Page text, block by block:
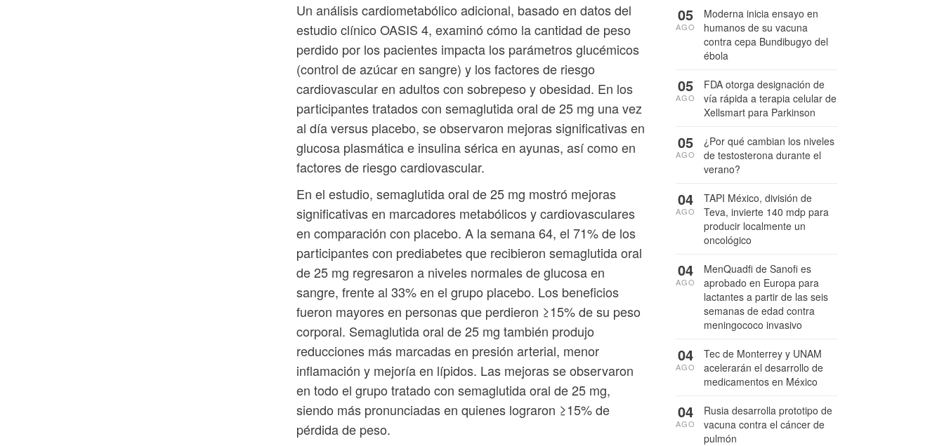
Un análisis cardiometabólico adicional, basado en datos del
estudio clínico OASIS 4, examinó cómo la cantidad de peso
perdido por los pacientes impacta los parámetros glucémicos
(control de azúcar en sangre) y los factores de riesgo
cardiovascular en adultos con sobrepeso y obesidad. En los
participantes tratados con semaglutida oral de 25 mg una vez
al día versus placebo, se observaron mejoras significativas en
glucosa plasmática e insulina sérica en ayunas, así como en
factores de riesgo cardiovascular.
En el estudio, semaglutida oral de 25 mg mostró mejoras
significativas en marcadores metabólicos y cardiovasculares
en comparación con placebo. A la semana 64, el 71% de los
participantes con prediabetes que recibieron semaglutida oral
de 25 mg regresaron a niveles normales de glucosa en
sangre, frente al 33% en el grupo placebo. Los beneficios
fueron mayores en personas que perdieron ≥15% de su peso
corporal. Semaglutida oral de 25 mg también produjo
reducciones más marcadas en presión arterial, menor
inflamación y mejoría en lípidos. Las mejoras se observaron
en todo el grupo tratado con semaglutida oral de 25 mg,
siendo más pronunciadas en quienes lograron ≥15% de
pérdida de peso.
Moderna inicia ensayo en
humanos de su vacuna
contra cepa Bundibugyo del
ébola
05
AGO
FDA otorga designación de
vía rápida a terapia celular de
Xellsmart para Parkinson
05
AGO
¿Por qué cambian los niveles
de testosterona durante el
verano?
05
AGO
TAPI México, división de
Teva, invierte 140 mdp para
producir localmente un
oncológico
04
AGO
MenQuadfi de Sanofi es
aprobado en Europa para
lactantes a partir de las seis
semanas de edad contra
meningococo invasivo
04
AGO
Tec de Monterrey y UNAM
acelerarán el desarrollo de
medicamentos en México
04
AGO
Rusia desarrolla prototipo de
vacuna contra el cáncer de
pulmón
04
AGO